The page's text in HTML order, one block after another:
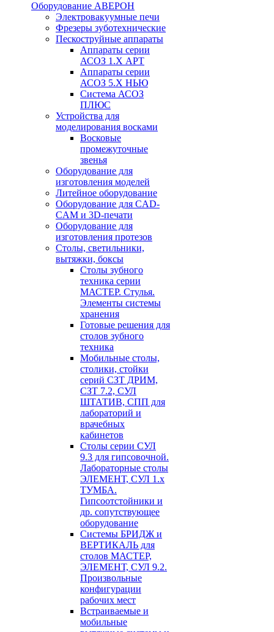
Оборудование АВЕРОН
Электровакуумные печи
Фрезеры зуботехнические
Пескоструйные аппараты
Аппараты серии
АСОЗ 1.Х АРТ
Аппараты серии
АСОЗ 5.Х НЬЮ
Система АСОЗ
ПЛЮС
Устройства для
моделирования восками
Восковые
промежуточные
звенья
Оборудование для
изготовления моделей
Литейное оборудование
Оборудование для CAD-
CAM и 3D-печати
Оборудование для
изготовления протезов
Cтолы, светильники,
вытяжки, боксы
Столы зубного
техника серии
МАСТЕР. Стулья.
Элементы системы
хранения
Готовые решения для
столов зубного
техника
Мобильные столы,
столики, стойки
серий СЗТ ДРИМ,
СЗТ 7.2, СУЛ
ШТАТИВ, СПП для
лабораторий и
врачебных
кабинетов
Столы серии СУЛ
9.3 для гипсовочной.
Лабораторные столы
ЭЛЕМЕНТ, СУЛ 1.х
ТУМБА.
Гипсоотстойники и
др. сопутствующее
оборудование
Системы БРИДЖ и
ВЕРТИКАЛЬ для
столов МАСТЕР,
ЭЛЕМЕНТ, СУЛ 9.2.
Произвольные
конфигурации
рабочих мест
Встраиваемые и
мобильные